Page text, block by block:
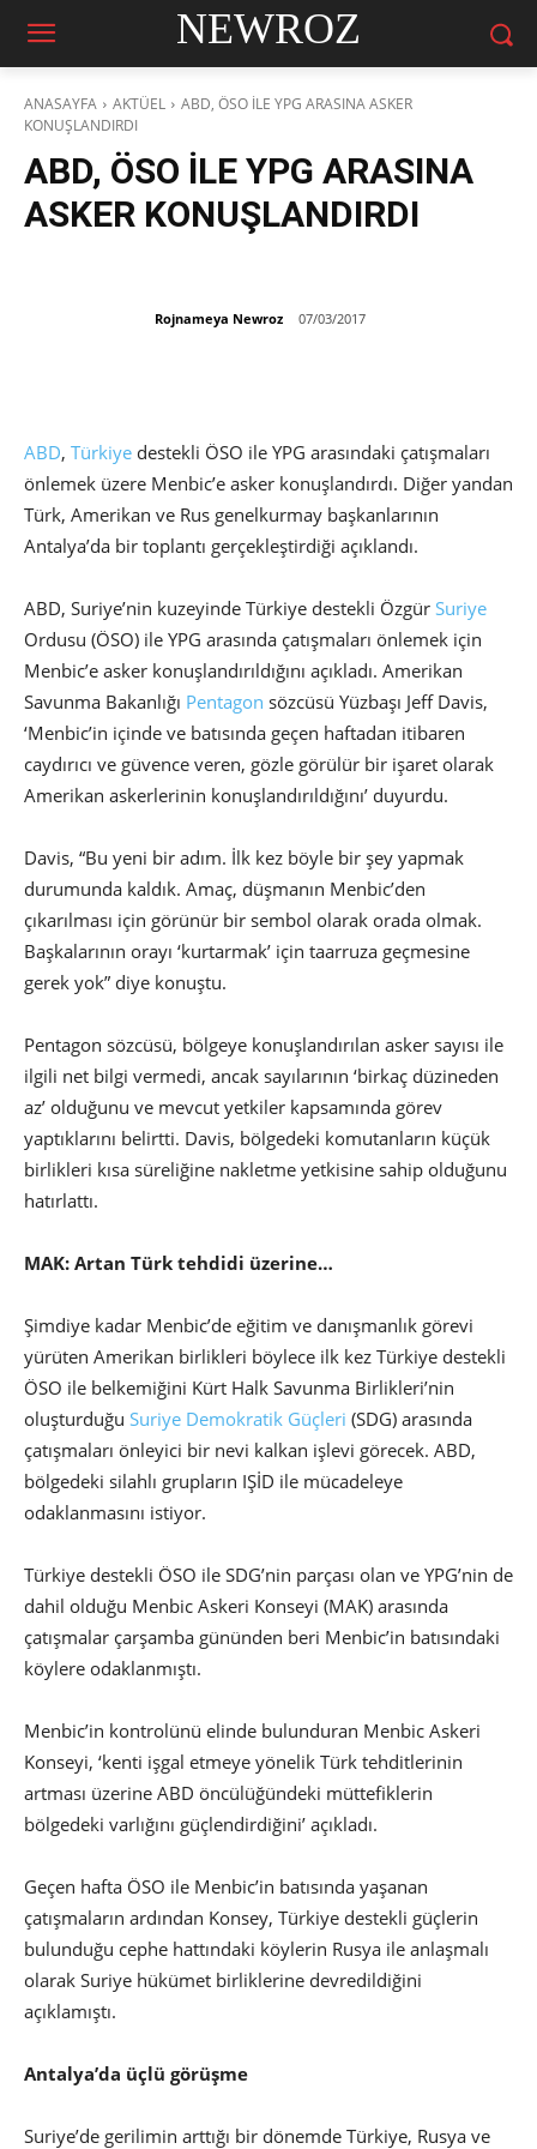
NEWROZ
ANASAYFA AKTÜEL
ABD, ÖSO İLE YPG ARASINA ASKER
KONUŞLANDIRDI
ABD, ÖSO İLE YPG ARASINA
ASKER KONUŞLANDIRDI
Rojnameya Newroz 07/03/2017
ABD, Türkiye destekli ÖSO ile YPG arasındaki çatışmaları
önlemek üzere Menbic’e asker konuşlandırdı. Diğer yandan
Türk, Amerikan ve Rus genelkurmay başkanlarının
Antalya’da bir toplantı gerçekleştirdiği açıklandı.
ABD, Suriye’nin kuzeyinde Türkiye destekli Özgür Suriye
Ordusu (ÖSO) ile YPG arasında çatışmaları önlemek için
Menbic’e asker konuşlandırıldığını açıkladı. Amerikan
Savunma Bakanlığı Pentagon sözcüsü Yüzbaşı Jeff Davis,
‘Menbic’in içinde ve batısında geçen haftadan itibaren
caydırıcı ve güvence veren, gözle görülür bir işaret olarak
Amerikan askerlerinin konuşlandırıldığını’ duyurdu.
Davis, “Bu yeni bir adım. İlk kez böyle bir şey yapmak
durumunda kaldık. Amaç, düşmanın Menbic’den
çıkarılması için görünür bir sembol olarak orada olmak.
Başkalarının orayı ‘kurtarmak’ için taarruza geçmesine
gerek yok” diye konuştu.
Pentagon sözcüsü, bölgeye konuşlandırılan asker sayısı ile
ilgili net bilgi vermedi, ancak sayılarının ‘birkaç düzineden
az’ olduğunu ve mevcut yetkiler kapsamında görev
yaptıklarını belirtti. Davis, bölgedeki komutanların küçük
birlikleri kısa süreliğine nakletme yetkisine sahip olduğunu
hatırlattı.
MAK: Artan Türk tehdidi üzerine…
Şimdiye kadar Menbic’de eğitim ve danışmanlık görevi
yürüten Amerikan birlikleri böylece ilk kez Türkiye destekli
ÖSO ile belkemiğini Kürt Halk Savunma Birlikleri’nin
oluşturduğu Suriye Demokratik Güçleri (SDG) arasında
çatışmaları önleyici bir nevi kalkan işlevi görecek. ABD,
bölgedeki silahlı grupların IŞİD ile mücadeleye
odaklanmasını istiyor.
Türkiye destekli ÖSO ile SDG’nin parçası olan ve YPG’nin de
dahil olduğu Menbic Askeri Konseyi (MAK) arasında
çatışmalar çarşamba gününden beri Menbic’in batısındaki
köylere odaklanmıştı.
Menbic’in kontrolünü elinde bulunduran Menbic Askeri
Konseyi, ‘kenti işgal etmeye yönelik Türk tehditlerinin
artması üzerine ABD öncülüğündeki müttefiklerin
bölgedeki varlığını güçlendirdiğini’ açıkladı.
Geçen hafta ÖSO ile Menbic’in batısında yaşanan
çatışmaların ardından Konsey, Türkiye destekli güçlerin
bulunduğu cephe hattındaki köylerin Rusya ile anlaşmalı
olarak Suriye hükümet birliklerine devredildiğini
açıklamıştı.
Antalya’da üçlü görüşme
Suriye’de gerilimin arttığı bir dönemde Türkiye, Rusya ve